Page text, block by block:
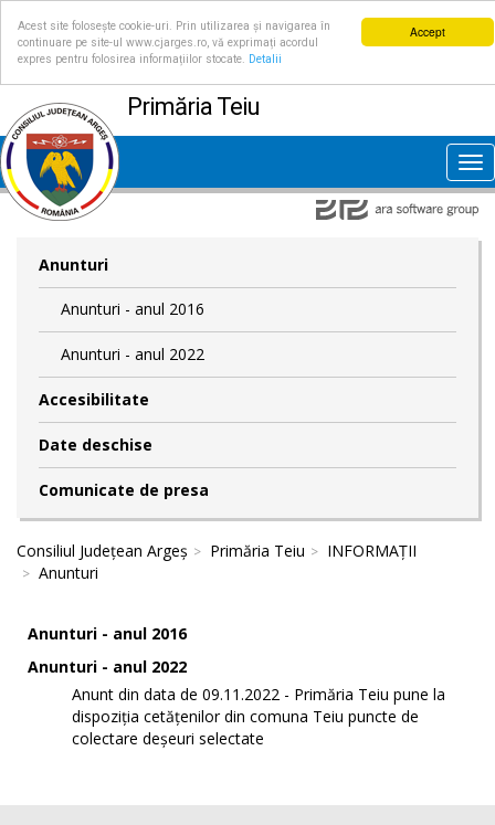
Accept
Acest site folosește cookie-uri. Prin utilizarea și navigarea în
continuare pe site-ul www.cjarges.ro, vă exprimați acordul
expres pentru folosirea informațiilor stocate.
Detalii
Primăria Teiu
Anunturi
Anunturi - anul 2016
Anunturi - anul 2022
Accesibilitate
Date deschise
Comunicate de presa
Consiliul Județean Argeș Primăria Teiu
INFORMAȚII
Anunturi
Anunturi - anul 2016
Anunturi - anul 2022
Anunt din data de 09.11.2022 - Primăria Teiu pune la
dispoziția cetățenilor din comuna Teiu puncte de
colectare deșeuri selectate